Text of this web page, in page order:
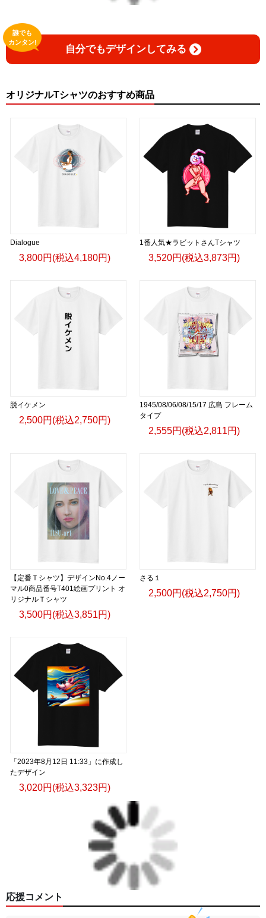
自分でもデザインしてみる
誰でも
カンタン!
オリジナルTシャツのおすすめ商品
Dialogue
3,800円(税込4,180円)
1番人気★ラビットさんTシャツ
3,520円(税込3,873円)
脱イケメン
2,500円(税込2,750円)
1945/08/06/08/15/17 広島 フレーム
タイプ
2,555円(税込2,811円)
【定番Ｔシャツ】デザインNo.4ノー
マル0商品番号T401絵画プリント オ
リジナルＴシャツ
3,500円(税込3,851円)
さる１
2,500円(税込2,750円)
「2023年8月12日 11:33」に作成し
たデザイン
3,020円(税込3,323円)
応援コメント